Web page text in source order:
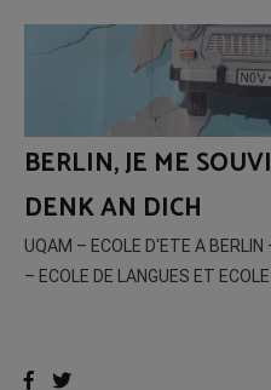
contenu
BERLIN, JE ME
DENK AN DICH
UQAM – ECOLE D'ETE A BERLIN
– ECOLE DE LANGUES ET